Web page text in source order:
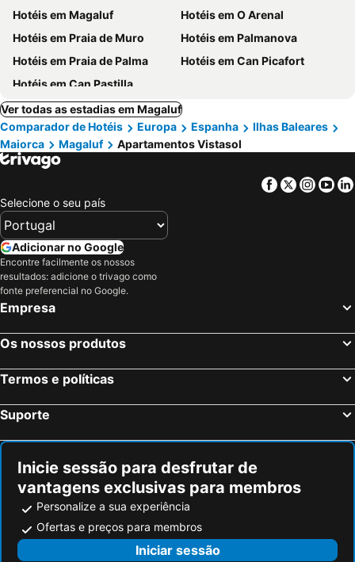
Hotéis em Magaluf
Hotéis em O Arenal
Hotéis em Praia de Muro
Hotéis em Palmanova
Hotéis em Praia de Palma
Hotéis em Can Picafort
Hotéis em Can Pastilla
Ver todas as estadias em Magaluf
Comparador de Hotéis
Europa Espanha
Ilhas Baleares
Maiorca
Magaluf Apartamentos Vistasol
Facebook
Twitter
Selecione o seu país
Adicionar no Google
Encontre facilmente os nossos
resultados: adicione o trivago como
fonte preferencial no Google.
Empresa
Os nossos produtos
Termos e políticas
Suporte
Inicie sessão para desfrutar de
vantagens exclusivas para membros
Personalize a sua experiência
Ofertas e preços para membros
Iniciar sessão